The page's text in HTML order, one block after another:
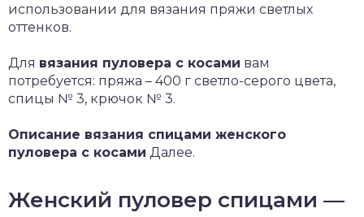
использовании для вязания пряжи светлых
оттенков.
Для вязания пуловера с косами вам
потребуется: пряжа – 400 г светло-серого цвета,
спицы № 3, крючок № 3.
Описание вязания спицами женского
пуловера с косами Далее.
Женский пуловер спицами —